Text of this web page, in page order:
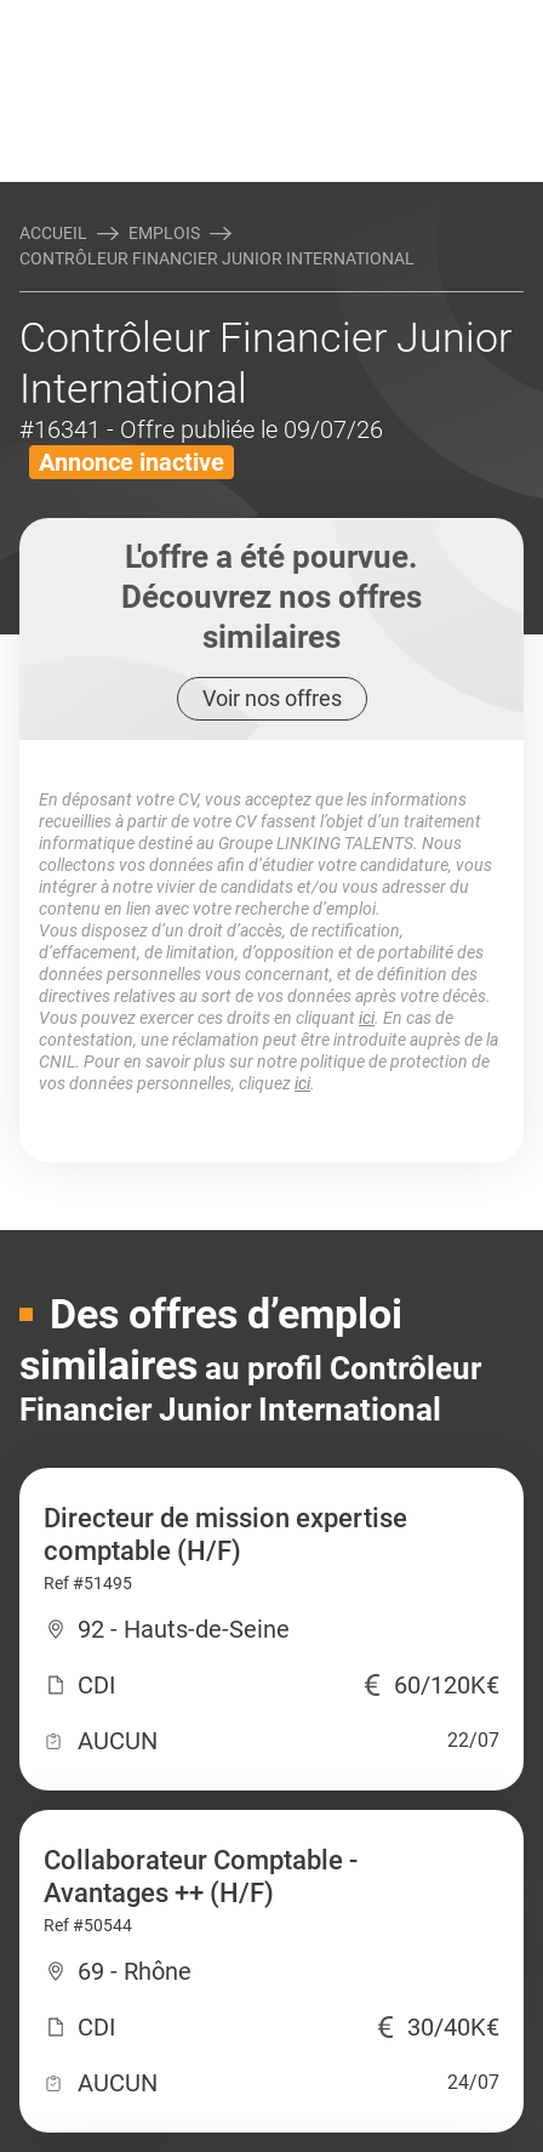
ACCUEIL
EMPLOIS
CONTRÔLEUR FINANCIER JUNIOR INTERNATIONAL
Contrôleur Financier Junior
International
#16341 - Offre publiée le 09/07/26
Annonce inactive
L'offre a été pourvue.
Découvrez nos offres
similaires
Voir nos offres
En déposant votre CV, vous acceptez que les informations
recueillies à partir de votre CV fassent l’objet d’un traitement
informatique destiné au Groupe LINKING TALENTS. Nous
collectons vos données afin d’étudier votre candidature, vous
intégrer à notre vivier de candidats et/ou vous adresser du
contenu en lien avec votre recherche d’emploi.
Vous disposez d’un droit d’accès, de rectification,
d’effacement, de limitation, d’opposition et de portabilité des
données personnelles vous concernant, et de définition des
directives relatives au sort de vos données après votre décès.
Vous pouvez exercer ces droits en cliquantici. En cas de
contestation, une réclamation peut être introduite auprès de la
CNIL. Pour en savoir plus sur notre politique de protection de
vos données personnelles, cliquezici.
Des offres d’emploi
similaires au profil Contrôleur
Financier Junior International
Directeur de mission expertise
comptable (H/F)
Ref #51495
92 - Hauts-de-Seine
CDI
60/120K€
AUCUN
22/07
Collaborateur Comptable -
Avantages ++ (H/F)
Ref #50544
69 - Rhône
CDI
30/40K€
AUCUN
24/07